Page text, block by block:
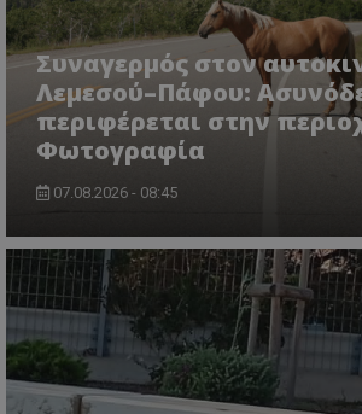
Συναγερμός στον
Λεμεσού–Πάφου:
περιφέρεται στην
Φωτογραφία
07.08.2026 - 08:45